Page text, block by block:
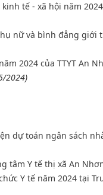
tế - xã hội năm
nữ và bình đẳng giới
2024 của TTYT An
2024)
dự toán ngân sách
tâm Y tế thị xã An
Y tế năm 2024 tại